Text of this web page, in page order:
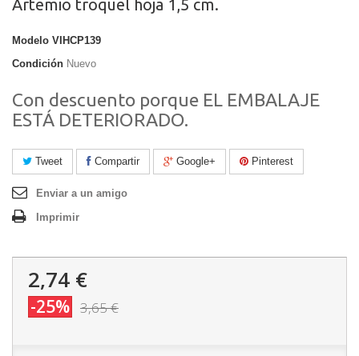
Artemio troquel hoja 1,5 cm.
Modelo VIHCP139
Condición Nuevo
Con descuento porque EL EMBALAJE
ESTÁ DETERIORADO.
Tweet Compartir Google+ Pinterest
Enviar a un amigo
Imprimir
2,74 €
-25% 3,65 €